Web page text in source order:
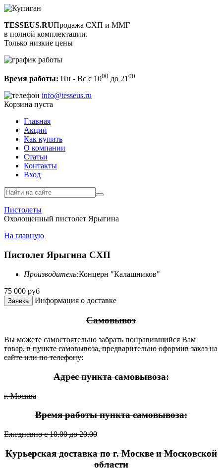
TESSEUS.RUПродажа СХП и ММГ
в полной комплектации.
Только низкие цены
Время работы: Пн - Вс с 1000 до 21 00
info@tesseus.ru
Корзина пуста
Главная
Акции
Как купить
О компании
Статьи
Контакты
Вход
Пистолеты
Охолощенный пистолет Ярыгина
На главную
Пистолет Ярыгина СХП
Производитель:Концерн "Калашников"
75 000 руб
Заявка Информация о доставке
Самовывоз
Вы можете самостоятельно забрать понравившийся Вам
товар, в пункте самовывоза, предварительно оформив заказ на
сайте или по телефону:
Адрес пункта самовывоза:
г. Москва
Время работы пункта самовывоза:
Ежедневно с 10.00 до 20.00
Курьерская доставка по г. Москве и Московской
области